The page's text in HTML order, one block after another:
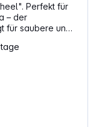
Perfekt für
– der
für saubere und
Design
er